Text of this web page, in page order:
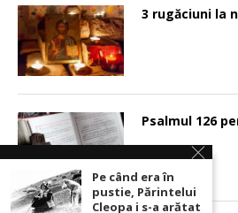
3 rugăciuni la
Psalmul 126
Pe când era în
pustie, Părintelui
Cleopa i s-a arătat